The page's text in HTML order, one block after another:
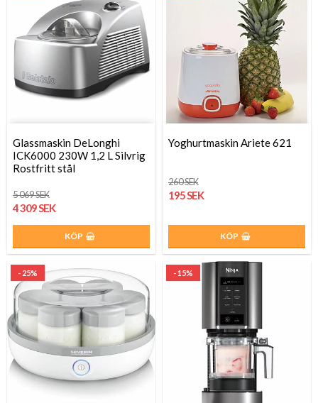
Glassmaskin DeLonghi
ICK6000 230W 1,2 L Silvrig
Rostfritt stål
5 069 SEK
4 309 SEK
KÖP
Yoghurtmaskin Ariete 621
260 SEK
195 SEK
KÖP
- 25% - 15%